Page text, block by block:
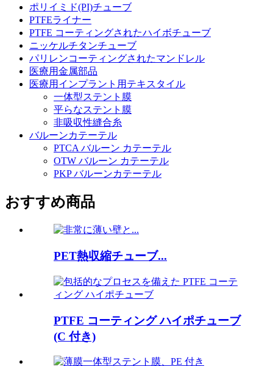
ポリイミド(PI)チューブ
PTFEライナー
PTFE コーティングされたハイボチューブ
ニッケルチタンチューブ
パリレンコーティングされたマンドレル
医療用金属部品
医療用インプラント用テキスタイル
一体型ステント膜
平らなステント膜
非吸収性縫合糸
バルーンカテーテル
PTCA バルーン カテーテル
OTW バルーン カテーテル
PKP バルーンカテーテル
おすすめ商品
PET熱収縮チューブ...
PTFE コーティング ハイポチューブ
(C 付き)